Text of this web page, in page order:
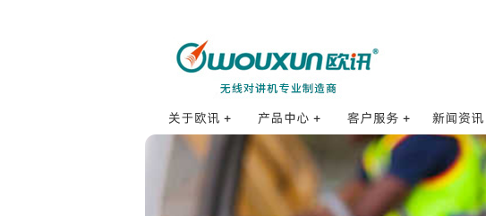
公司简介 海事对讲机
打点对讲机
订购方式
销售网络
销售服务